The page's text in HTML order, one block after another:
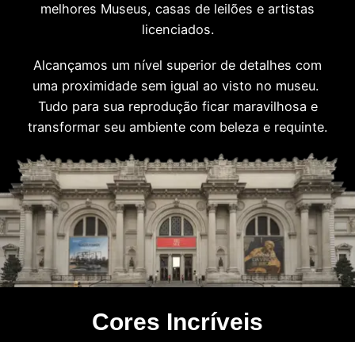
melhores Museus, casas de leilões e artistas
licenciados.
Alcançamos um nível superior de detalhes com
uma proximidade sem igual ao visto no museu.
Tudo para sua reprodução ficar maravilhosa e
transformar seu ambiente com beleza e requinte.
Cores Incríveis